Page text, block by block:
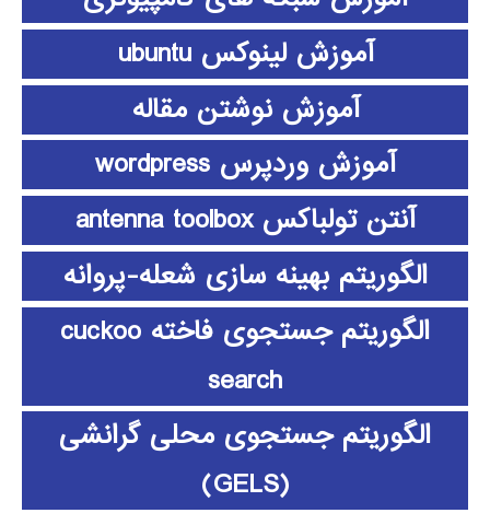
آموزش لینوکس ubuntu
آموزش نوشتن مقاله
آموزش وردپرس wordpress
آنتن تولباکس antenna toolbox
الگوریتم بهینه سازی شعله-پروانه
الگوریتم جستجوی فاخته cuckoo
search
الگوریتم جستجوی محلی گرانشی
(GELS)